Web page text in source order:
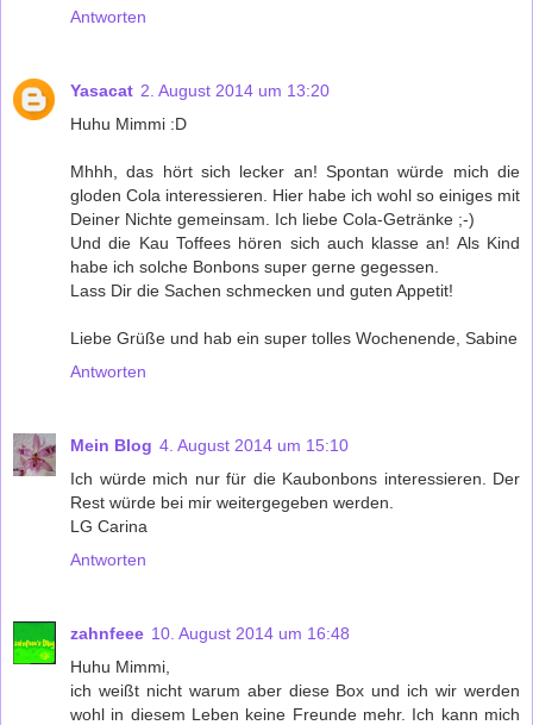
Antworten
Yasacat 2. August 2014 um 13:20
Huhu Mimmi :D
Mhhh, das hört sich lecker an! Spontan würde mich die
gloden Cola interessieren. Hier habe ich wohl so einiges mit
Deiner Nichte gemeinsam. Ich liebe Cola-Getränke ;-)
Und die Kau Toffees hören sich auch klasse an! Als Kind
habe ich solche Bonbons super gerne gegessen.
Lass Dir die Sachen schmecken und guten Appetit!
Liebe Grüße und hab ein super tolles Wochenende, Sabine
Antworten
Mein Blog 4. August 2014 um 15:10
Ich würde mich nur für die Kaubonbons interessieren. Der
Rest würde bei mir weitergegeben werden.
LG Carina
Antworten
zahnfeee 10. August 2014 um 16:48
Huhu Mimmi,
ich weißt nicht warum aber diese Box und ich wir werden
wohl in diesem Leben keine Freunde mehr. Ich kann mich